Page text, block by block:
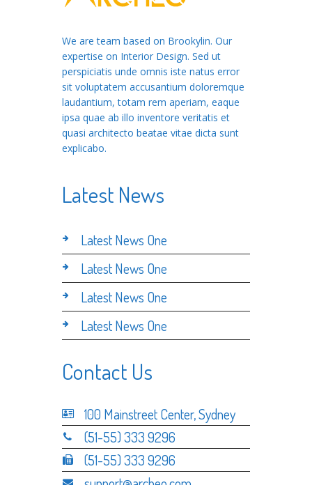
We are team based on Brookylin. Our
expertise on Interior Design. Sed ut
perspiciatis unde omnis iste natus error
sit voluptatem accusantium doloremque
laudantium, totam rem aperiam, eaque
ipsa quae ab illo inventore veritatis et
quasi architecto beatae vitae dicta sunt
explicabo.
Latest News
Latest News One
Latest News One
Latest News One
Latest News One
Contact Us
100 Mainstreet Center, Sydney
(51-55) 333 9296
(51-55) 333 9296